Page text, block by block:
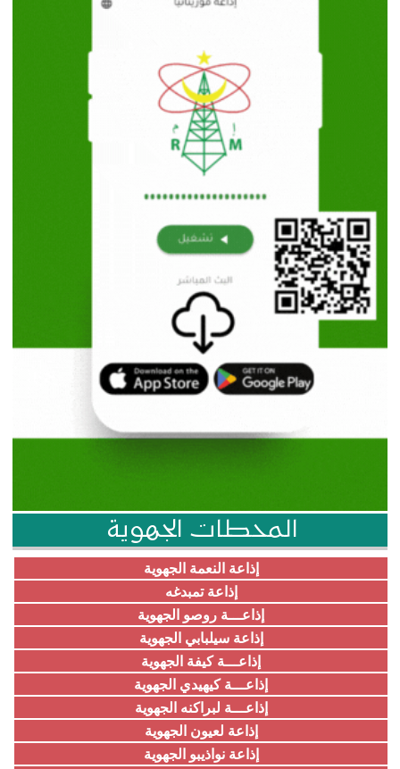
المحطات الجهوية
إذاعة النعمة الجهوية
إذاعة تمبدغه
إذاعـــة روصو الجهوية
إذاعة سيلبابي الجهوية
إذاعـــة كيفة الجهوية
إذاعـــة كيهيدي الجهوية
إذاعـــة لبراكنه الجهوية
إذاعة لعيون الجهوية
إذاعة نواذيبو الجهوية